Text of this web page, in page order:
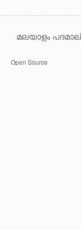
മലയാളം
Open Source